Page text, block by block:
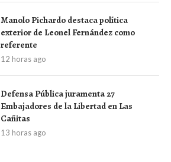
Manolo Pichardo destaca política
exterior de Leonel Fernández como
referente
12 horas ago
Defensa Pública juramenta 27
Embajadores de la Libertad en Las
Cañitas
13 horas ago